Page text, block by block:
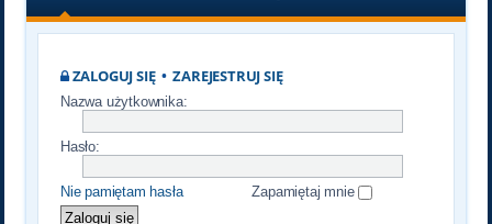
ZALOGUJ SIĘ•ZAREJESTRUJ SIĘ
Nazwa użytkownika:
Hasło:
Nie pamiętam hasła Zapamiętaj mnie